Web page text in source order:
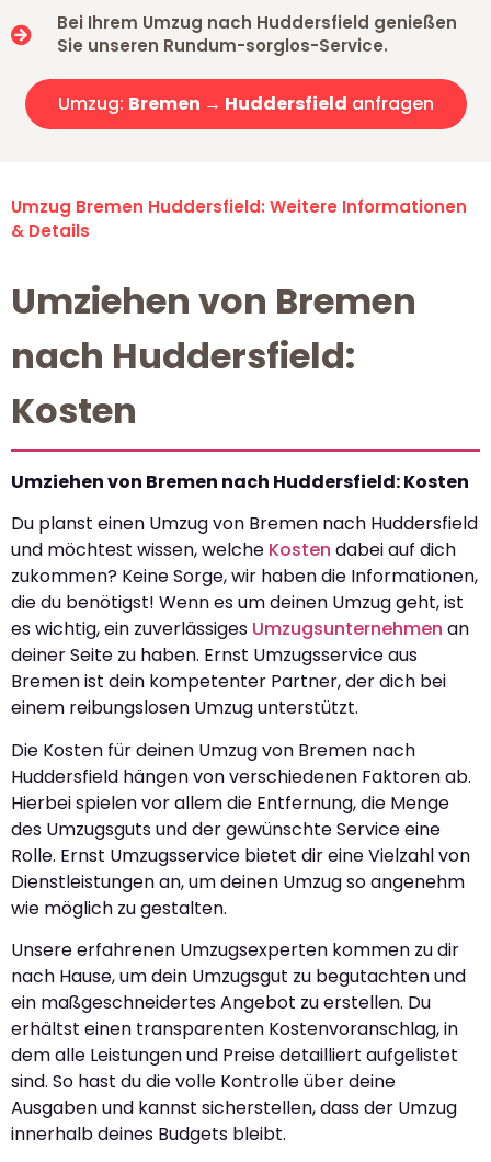
Bei Ihrem Umzug nach Huddersfield genießen
Sie unseren Rundum-sorglos-Service.
Umzug: Bremen → Huddersfield anfragen
Umzug Bremen Huddersfield: Weitere Informationen
& Details
Umziehen von Bremen
nach Huddersfield:
Kosten
Umziehen von Bremen nach Huddersfield: Kosten
Du planst einen Umzug von Bremen nach Huddersfield
und möchtest wissen, welche Kosten dabei auf dich
zukommen? Keine Sorge, wir haben die Informationen,
die du benötigst! Wenn es um deinen Umzug geht, ist
es wichtig, ein zuverlässiges Umzugsunternehmen an
deiner Seite zu haben. Ernst Umzugsservice aus
Bremen ist dein kompetenter Partner, der dich bei
einem reibungslosen Umzug unterstützt.
Die Kosten für deinen Umzug von Bremen nach
Huddersfield hängen von verschiedenen Faktoren ab.
Hierbei spielen vor allem die Entfernung, die Menge
des Umzugsguts und der gewünschte Service eine
Rolle. Ernst Umzugsservice bietet dir eine Vielzahl von
Dienstleistungen an, um deinen Umzug so angenehm
wie möglich zu gestalten.
Unsere erfahrenen Umzugsexperten kommen zu dir
nach Hause, um dein Umzugsgut zu begutachten und
ein maßgeschneidertes Angebot zu erstellen. Du
erhältst einen transparenten Kostenvoranschlag, in
dem alle Leistungen und Preise detailliert aufgelistet
sind. So hast du die volle Kontrolle über deine
Ausgaben und kannst sicherstellen, dass der Umzug
innerhalb deines Budgets bleibt.